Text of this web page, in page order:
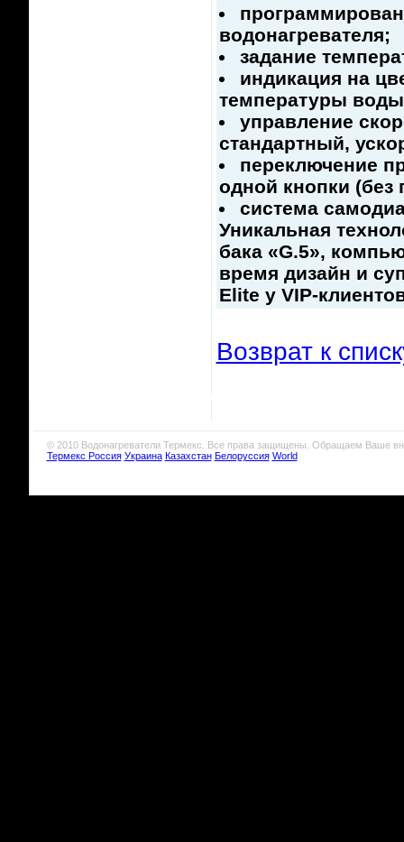
водонагревателя;
задание
индикация на
температуры
управление
стандартный,
переключение
одной кнопки
система
Уникальная
бака «G.5»,
время дизайн и
Elite у VIP-
Возврат к
© 2010 Водонагреватели Термекс. Все права защищены. Обращаем Ваше
Термекс Россия Украина Казахстан Белоруссия World